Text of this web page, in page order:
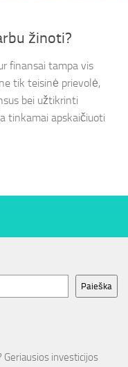
žinoti?
finansai tampa vis
tik teisinė prievolė,
bei užtikrinti
tinkamai apskaičiuoti
Paieška
investicijos